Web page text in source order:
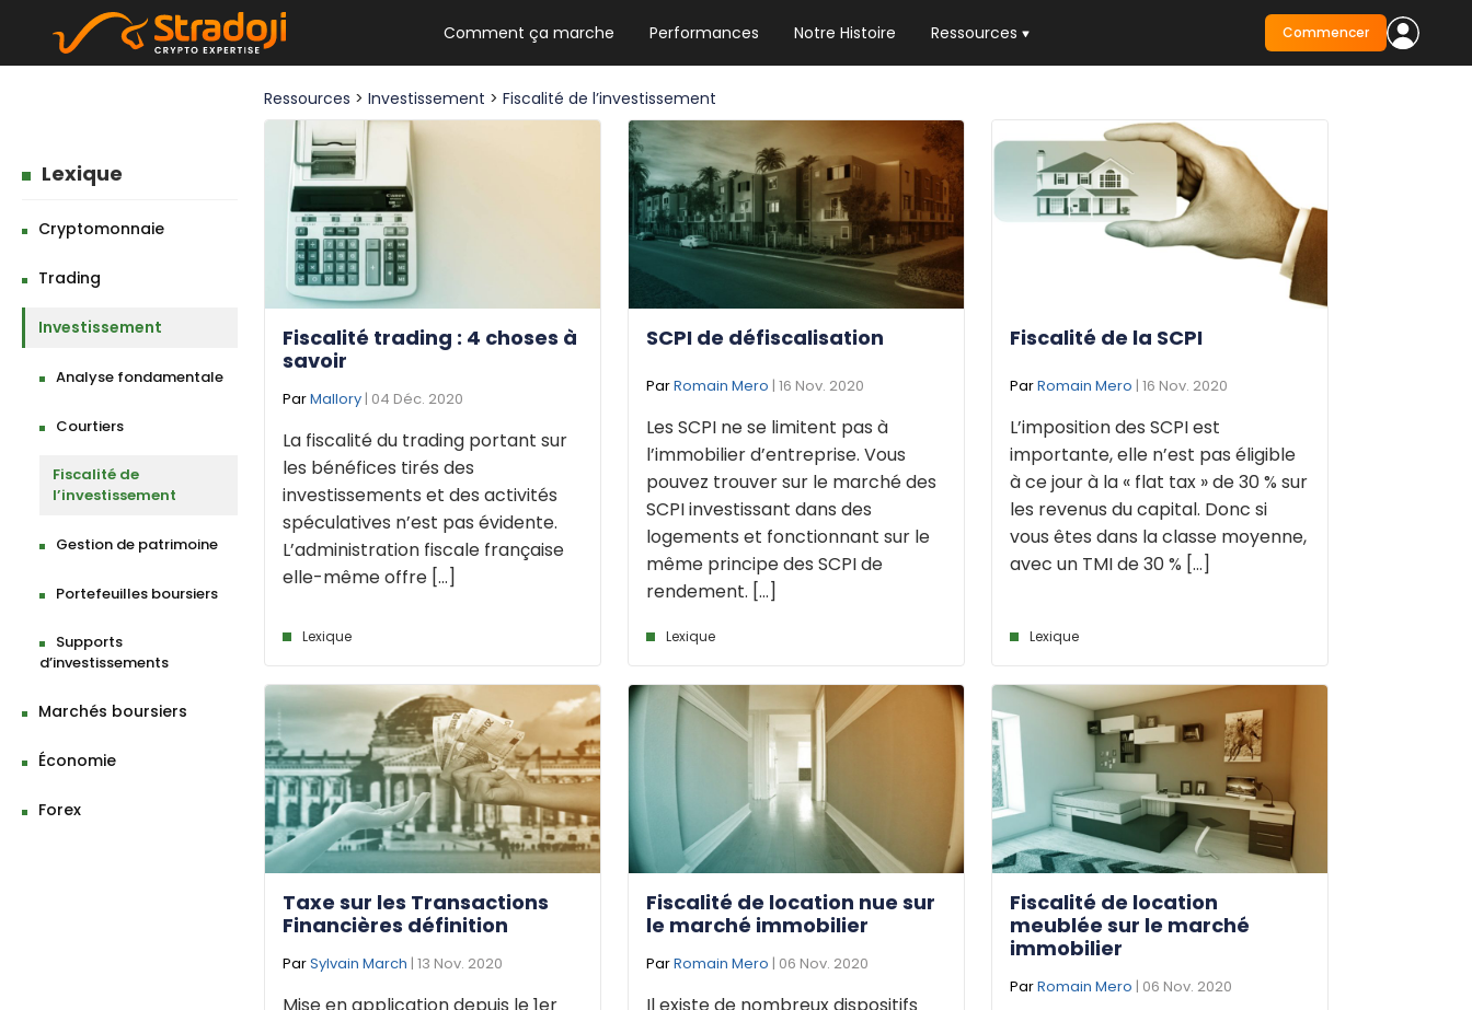
Comment ça marche Performances Notre Histoire Ressources
NEWSLETTER HEBDO
Les news crypto dont vous avez besoin
GUIDE CRYPTO STRADOJI
Le guide ultime pour débuter dans les
cryptomonnaies
Commencer
Lexique
Cryptomonnaie
Trading
Investissement
Analyse fondamentale
Courtiers
Fiscalité de
l’investissement
Gestion de patrimoine
Portefeuilles boursiers
Supports
d’investissements
Marchés boursiers
Économie
Forex
Ressources >Investissement >Fiscalité de l’investissement
Fiscalité trading : 4 choses à
savoir
ParMallory | 04 Déc. 2020
La fiscalité du trading portant sur
les bénéfices tirés des
investissements et des activités
spéculatives n’est pas évidente.
L’administration fiscale française
elle-même offre [...]
Lexique
SCPI de défiscalisation
ParRomain Mero | 16 Nov. 2020
Les SCPI ne se limitent pas à
l’immobilier d’entreprise. Vous
pouvez trouver sur le marché des
SCPI investissant dans des
logements et fonctionnant sur le
même principe des SCPI de
rendement. [...]
Lexique
Fiscalité de la SCPI
ParRomain Mero | 16 Nov. 2020
L’imposition des SCPI est
importante, elle n’est pas éligible
à ce jour à la « flat tax » de 30 % sur
les revenus du capital. Donc si
vous êtes dans la classe moyenne,
avec un TMI de 30 % [...]
Lexique
Taxe sur les Transactions
Financières définition
ParSylvain March | 13 Nov. 2020
Fiscalité de location nue sur
le marché immobilier
ParRomain Mero | 06 Nov. 2020
Fiscalité de location
meublée sur le marché
immobilier
ParRomain Mero | 06 Nov. 2020